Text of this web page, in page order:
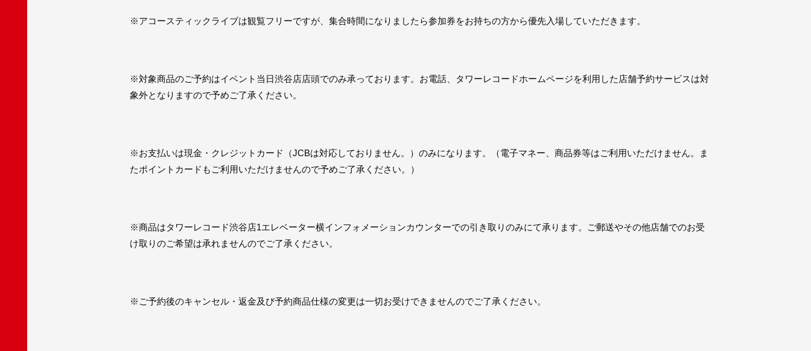
※アコースティックライブは観覧フリーですが、集合時間になりましたら参加券をお持ちの方から優先入場していただきます。
※対象商品のご予約はイベント当日渋谷店店頭でのみ承っております。お電話、タワーレコードホームページを利用した店舗予約サービスは対
象外となりますので予めご了承ください。
※お支払いは現金・クレジットカード（JCBは対応しておりません。）のみになります。（電子マネー、商品券等はご利用いただけません。ま
たポイントカードもご利用いただけませんので予めご了承ください。）
※商品はタワーレコード渋谷店1エレベーター横インフォメーションカウンターでの引き取りのみにて承ります。ご郵送やその他店舗でのお受
け取りのご希望は承れませんのでご了承ください。
※ご予約後のキャンセル・返金及び予約商品仕様の変更は一切お受けできませんのでご了承ください。